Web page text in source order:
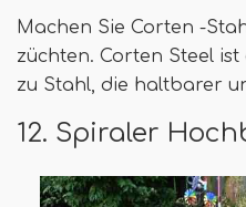
Machen Sie Corten -
züchten. Corten Steel
zu Stahl, die haltbarer
12. Spiraler